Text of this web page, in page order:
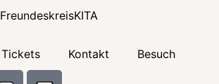
FreundeskreisKITA
Tickets Kontakt Besuch